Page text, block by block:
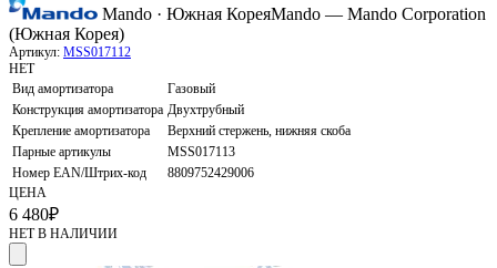
Mando · Южная КореяMando — Mando Corporation
(Южная Корея)
Артикул: MSS017112
НЕТ
Вид амортизатора
Газовый
Конструкция амортизатора Двухтрубный
Крепление амортизатора
Верхний стержень, нижняя скоба
Парные артикулы
MSS017113
Номер EAN/Штрих-код
8809752429006
ЦЕНА
6 480₽
НЕТ В НАЛИЧИИ